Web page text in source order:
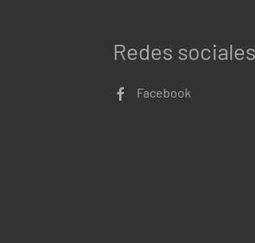
Redes sociales
Facebook